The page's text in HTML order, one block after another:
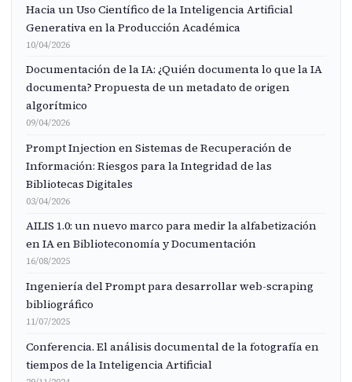
Hacia un Uso Científico de la Inteligencia Artificial
Generativa en la Producción Académica
10/04/2026
Documentación de la IA: ¿Quién documenta lo que la IA
documenta? Propuesta de un metadato de origen
algorítmico
09/04/2026
Prompt Injection en Sistemas de Recuperación de
Información: Riesgos para la Integridad de las
Bibliotecas Digitales
03/04/2026
AILIS 1.0: un nuevo marco para medir la alfabetización
en IA en Biblioteconomía y Documentación
16/08/2025
Ingeniería del Prompt para desarrollar web-scraping
bibliográfico
11/07/2025
Conferencia. El análisis documental de la fotografía en
tiempos de la Inteligencia Artificial